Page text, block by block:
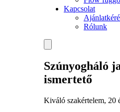
Kapcsolat
Rólunk
Szúnyogháló
ismertető
Kiváló szakértelem, 20